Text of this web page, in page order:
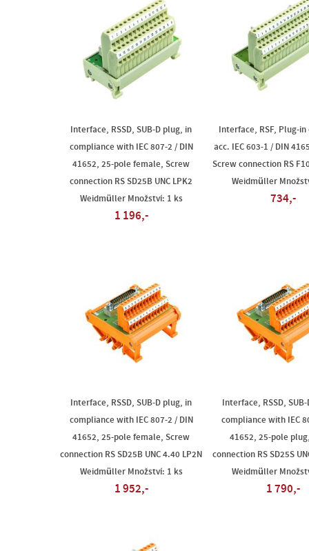
Interface, RSSD, SUB-D plug, in
compliance with IEC 807-2 / DIN
41652, 25-pole female, Screw
connection RS SD25B UNC LPK2
Weidmüller Množství: 1 ks
1 196,-
Interface, RSF, Plug-
acc. IEC 603-1 / DIN
Screw connection RS
Weidmüller
734,-
Interface, RSSD, SUB-D plug, in
compliance with IEC 807-2 / DIN
41652, 25-pole female, Screw
connection RS SD25B UNC 4.40 LP2N
Weidmüller Množství: 1 ks
1 952,-
Interface, RSSD,
compliance with IEC
41652, 25-pole
connection RS SD25S
Weidmüller
1 790,-